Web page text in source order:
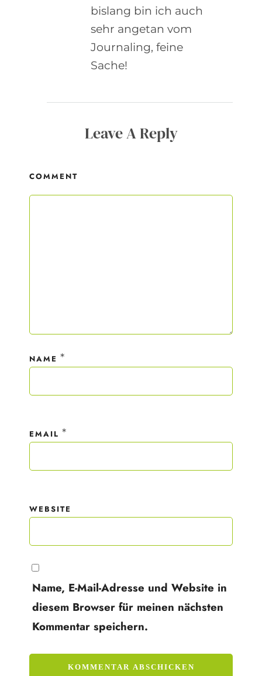
bislang bin ich auch
sehr angetan vom
Journaling, feine
Sache!
Leave A Reply
COMMENT
NAME *
EMAIL *
WEBSITE
Name, E-Mail-Adresse und Website in
diesem Browser für meinen nächsten
Kommentar speichern.